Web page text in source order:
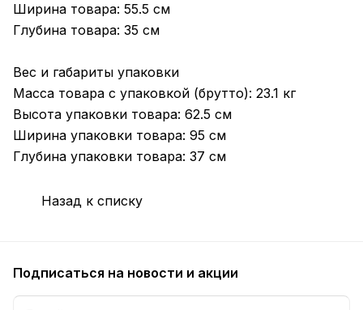
Ширина товара: 55.5 см
Глубина товара: 35 см
Вес и габариты упаковки
Масса товара с упаковкой (брутто): 23.1 кг
Высота упаковки товара: 62.5 см
Ширина упаковки товара: 95 см
Глубина упаковки товара: 37 см
Назад к списку
Подписаться на новости и акции